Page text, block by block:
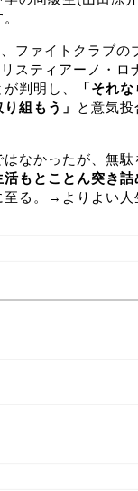
ファイトクラブの
スティアーノ・ロ
判明し、
「それ
組もう」
と意気
なかったが、無駄
活もとことん突き詰
至る。→ よりよい